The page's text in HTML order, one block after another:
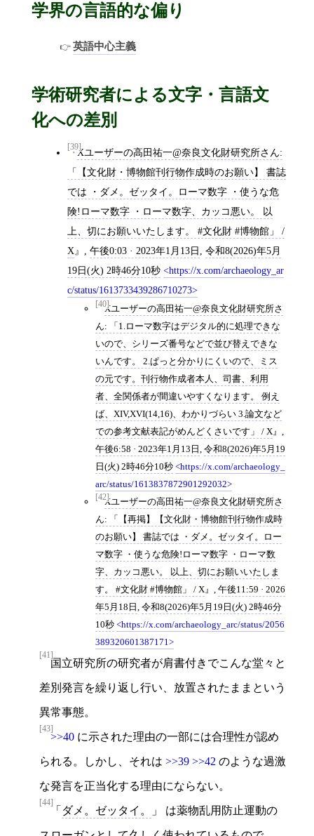
学界の言語的な偏り
英語中心主義
学術研究者による文字・言語文
化への差別
[39]Xユーザーの高田祐一@奈良文化財研究所さん:
「【文化財・博物館刊行物作成時のお願い】 書誌
では ・ダメ。ゼッタイ。ローマ数字 ・使うな危
険!ローマ数字 ・ローマ数字、カッコ悪い。 以
上、切にお願いいたします。 #文化財 #博物館」 /
X
, 午後0:03 · 2023年1月13日, 令和8(2026)年5月
19日(火) 2時46分10秒
https://x.com/archaeology_ar
c/status/1613733439286710273
[40]Xユーザーの高田祐一@奈良文化財研究所さ
ん: 「1.ローマ数字はデジタル的に処理できな
いので、シリーズ番号などで並び替えできな
いんです。 2.ぱっと分かりにくいので、ミス
の元です。刊行物作成者本人、司書、利用
者、全関係者が間違いやすくなります。 例え
ば、XIV,XVI(14,16)、わかりづらい 3.論文など
での参考文献表記がめんどくさいです」 / X
,
午後6:58 · 2023年1月13日 , 令和8(2026)年5月19
日(火) 2時46分10秒
https://x.com/archaeology_
arc/status/1613837872901292032
[42]Xユーザーの高田祐一@奈良文化財研究所さ
ん: 「【再掲】【文化財・博物館刊行物作成時
のお願い】 書誌では ・ダメ。ゼッタイ。ロー
マ数字 ・使うな危険!ローマ数字 ・ローマ数
字、カッコ悪い。 以上、切にお願いいたしま
す。 #文化財 #博物館」 / X
, 午後11:59 · 2026
年5月18日 , 令和8(2026)年5月19日(火) 2時46分
10秒
https://x.com/archaeology_arc/status/2056
389320601387171
[41]
国立研究所の研究者が肩書付きでこんな堂々と
差別発言を繰り返し行い、放置されたままという
異常事態。
[43]
>>40 に示された理由の一部には合理性が認め
られる。しかし、それは >>39 >>42 のような過激
な発言を正当化する理由にならない。
[44]
「 ダメ。ゼッタイ。 」 は薬物乱用防止運動の